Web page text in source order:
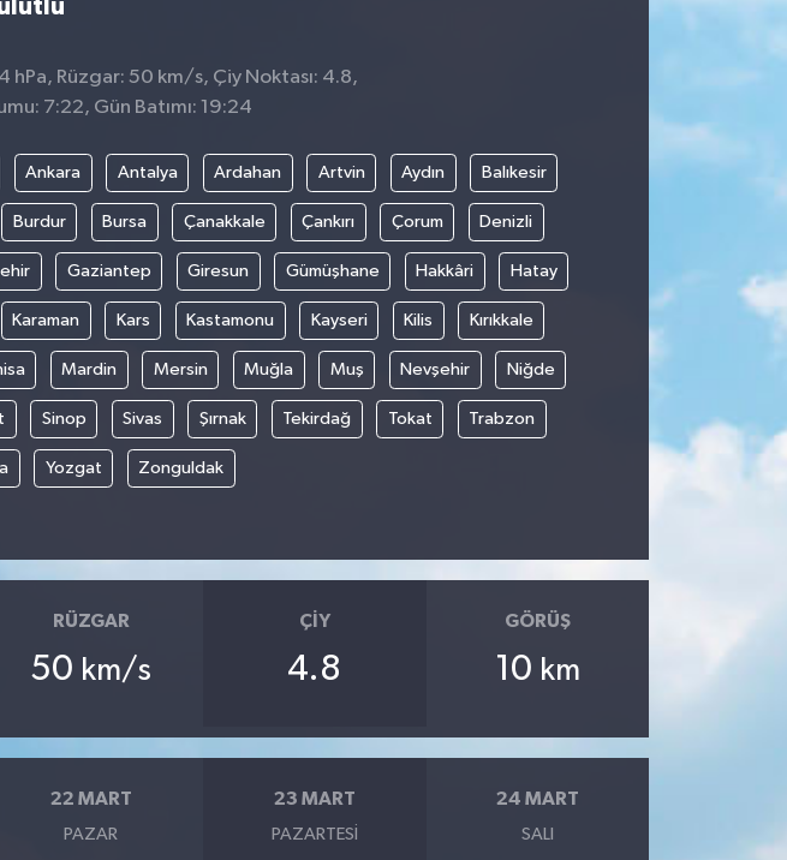
hPa, Rüzgar: 50 km/s, Çiy Noktası: 4.8,
7:22, Gün Batımı: 19:24
Ankara Antalya Ardahan Artvin Aydın Balıkesir
Burdur Bursa Çanakkale Çankırı Çorum Denizli
Gaziantep Giresun Gümüşhane Hakkâri Hatay
Karaman Kars Kastamonu Kayseri Kilis Kırıkkale
Mardin Mersin Muğla Muş Nevşehir Niğde
Sinop Sivas Şırnak Tekirdağ Tokat Trabzon
Yozgat Zonguldak
RÜZGAR
50 km/s
ÇIY
4.8
GÖRÜŞ
10 km
22 MART
PAZAR
23 MART
PAZARTESI
24 MART
SALI